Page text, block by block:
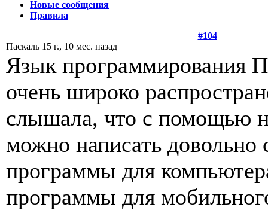
Новые сообщения
Правила
#104
Паскаль 15 г., 10 мес. назад
Язык программирования
очень широко
слышала, что с помощью
можно написать довольно
программы для
программы для